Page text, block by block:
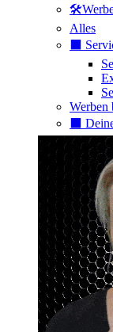
Alles
⬛️
Werben
⬛️